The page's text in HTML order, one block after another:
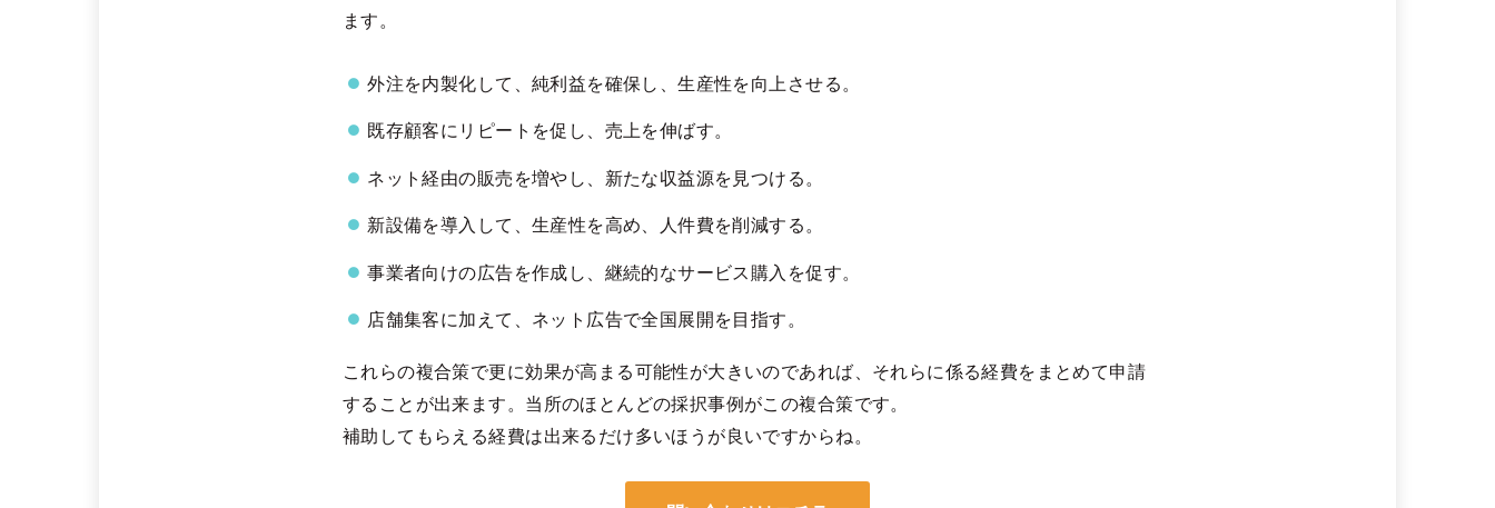
ます。
外注を内製化して、純利益を確保し、生産性を向上させる。
既存顧客にリピートを促し、売上を伸ばす。
ネット経由の販売を増やし、新たな収益源を見つける。
新設備を導入して、生産性を高め、人件費を削減する。
事業者向けの広告を作成し、継続的なサービス購入を促す。
店舗集客に加えて、ネット広告で全国展開を目指す。
これらの複合策で更に効果が高まる可能性が大きいのであれば、それらに係る経費をまとめて申請
することが出来ます。当所のほとんどの採択事例がこの複合策です。
補助してもらえる経費は出来るだけ多いほうが良いですからね。